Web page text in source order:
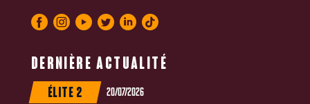
DERNIÈRE ACTUALITÉ
ÉLITE 2 20/07/2026